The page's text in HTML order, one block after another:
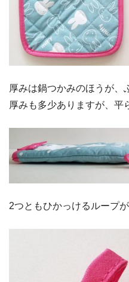
厚みは鍋つかみのほうが、
厚みも多少ありますが、平
2つともひかっけるループが